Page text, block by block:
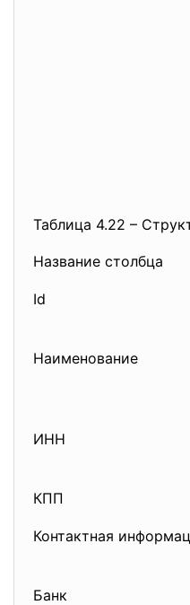
Таблица 4.22 –
Название столбца
Id
Наименование
ИНН
КПП
Контактная
Банк